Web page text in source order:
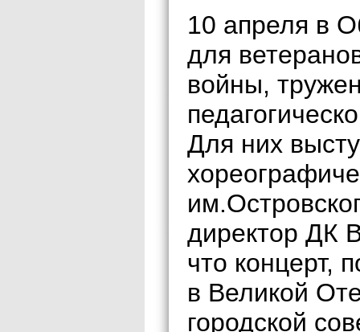
10 апреля в
для
войны,
Для них
директор ДК
что концерт,
в Великой
городской